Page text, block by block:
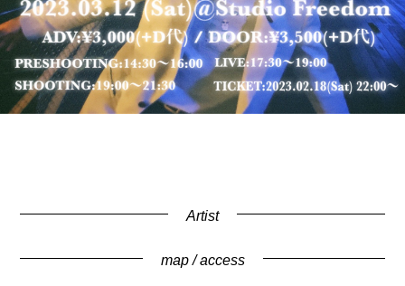
Artist
map / access